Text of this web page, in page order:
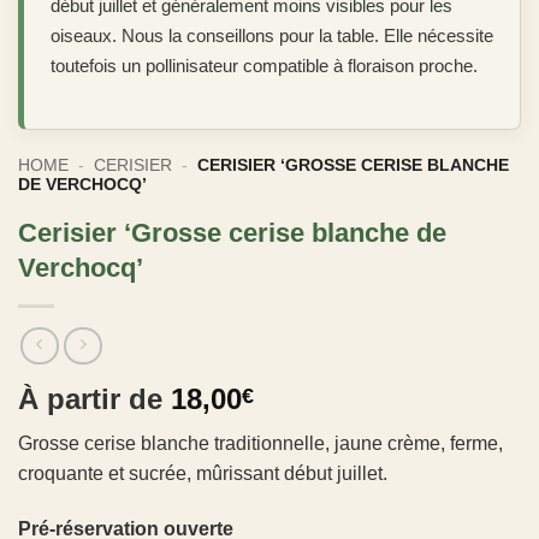
début juillet et généralement moins visibles pour les
oiseaux. Nous la conseillons pour la table. Elle nécessite
toutefois un pollinisateur compatible à floraison proche.
HOME - CERISIER -
CERISIER ‘GROSSE CERISE BLANCHE
DE VERCHOCQ’
Cerisier ‘Grosse cerise blanche de
Verchocq’
À partir de 18,00€
Grosse cerise blanche traditionnelle, jaune crème, ferme,
croquante et sucrée, mûrissant début juillet.
Pré-réservation ouverte